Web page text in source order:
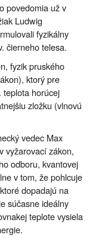
povedomia už v
Ludwig
fyzikálny
čierneho telesa.
fyzik pruského
ktorý pre
teplota horúcej
zložku (vlnovú
vedec Max
vyžarovací zákon,
odboru, kvantovej
v tom, že pohlcuje
dopadajú na
súčasne ideálny
teplote vysiela